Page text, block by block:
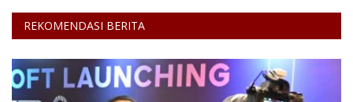
REKOMENDASI BERITA